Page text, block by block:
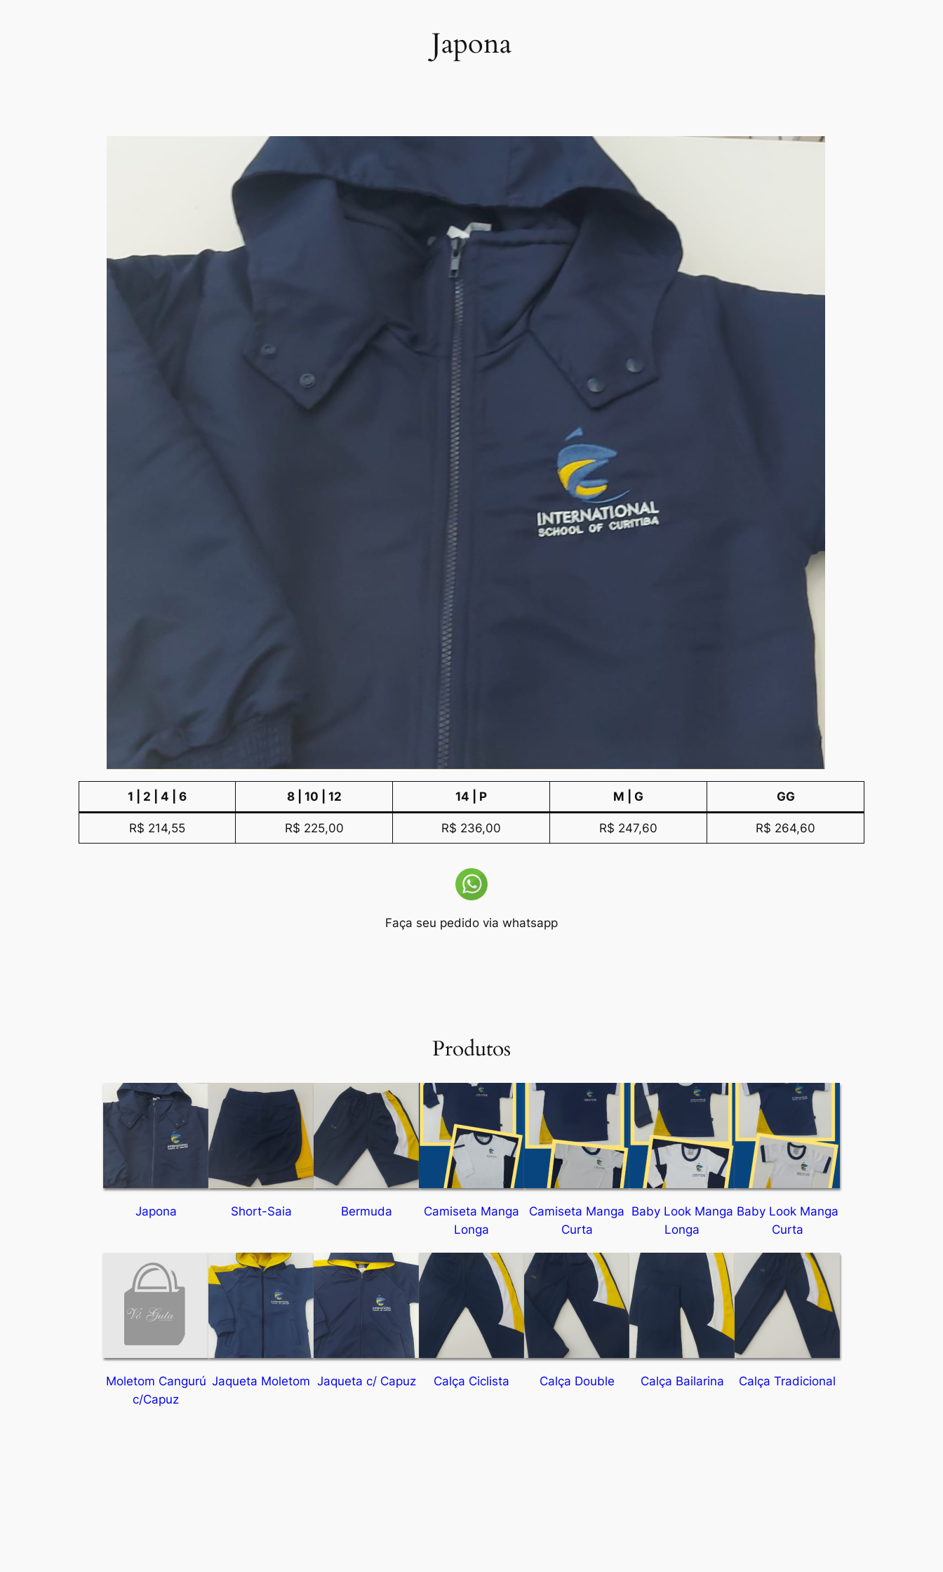
Japona
1 | 2 | 4 | 6 8 | 10 | 12 14 | P M | G GG
R$ 214,55 R$ 225,00 R$ 236,00 R$ 247,60 R$ 264,60
Faça seu pedido via whatsapp
Produtos
Japona Short-Saia Bermuda
Camiseta Manga
Longa
Camiseta Manga
Curta
Baby Look Manga
Longa
Baby Look Manga
Curta
Moletom Cangurú
c/Capuz
Jaqueta Moletom Jaqueta c/ Capuz Calça Ciclista Calça Double Calça Bailarina Calça Tradicional